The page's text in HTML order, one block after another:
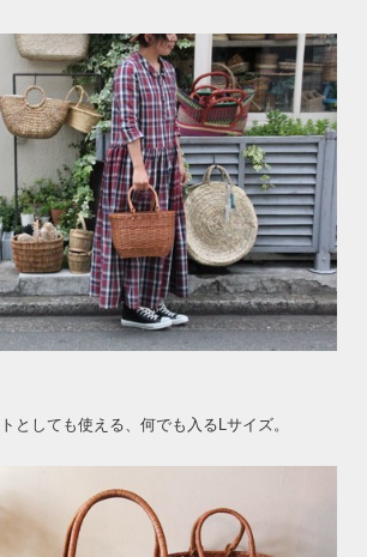
としても使える、何でも入るLサイズ。